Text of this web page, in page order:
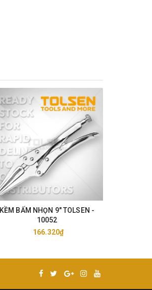
KỀM BẤM NHỌN 9" TOLSEN -
10052
166.320₫